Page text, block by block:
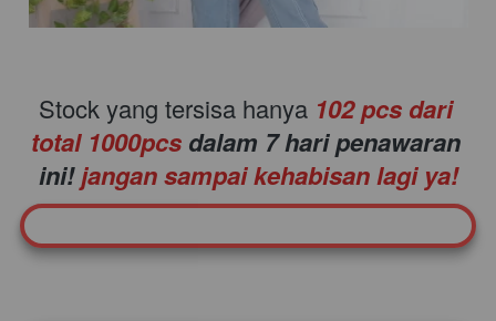
Stock yang tersisa hanya 102 pcs dari
total 1000pcs dalam 7 hari penawaran
ini! jangan sampai kehabisan lagi ya!